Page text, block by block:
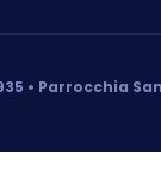
• Parrocchia